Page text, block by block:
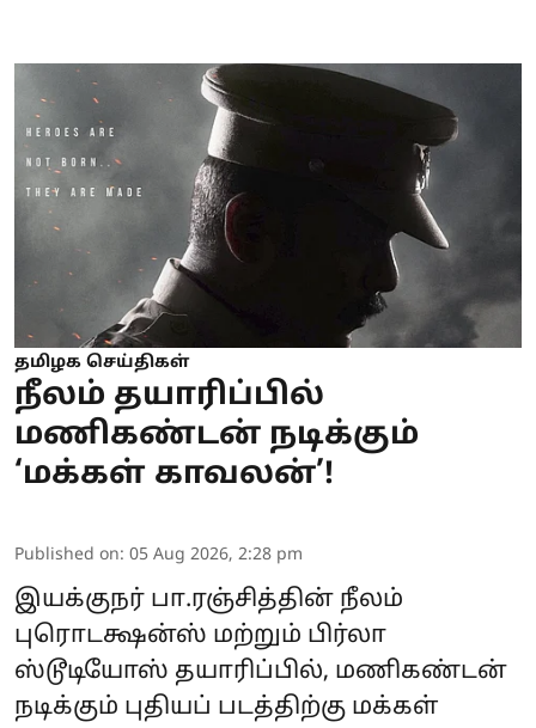
தமிழக செய்திகள்
நீலம் தயாரிப்பில்
மணிகண்டன் நடிக்கும்
‘மக்கள் காவலன்’!
Published on: 05 Aug 2026, 2:28 pm
இயக்குநர் பா.ரஞ்சித்தின் நீலம்
புரொடக்ஷன்ஸ் மற்றும் பிர்லா
ஸ்டூடியோஸ் தயாரிப்பில், மணிகண்டன்
நடிக்கும் புதியப் படத்திற்கு மக்கள்